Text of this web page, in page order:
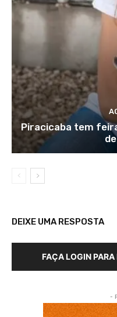
Piracicaba tem
DEIXE UMA RESPOSTA
FAÇA LOGIN
-